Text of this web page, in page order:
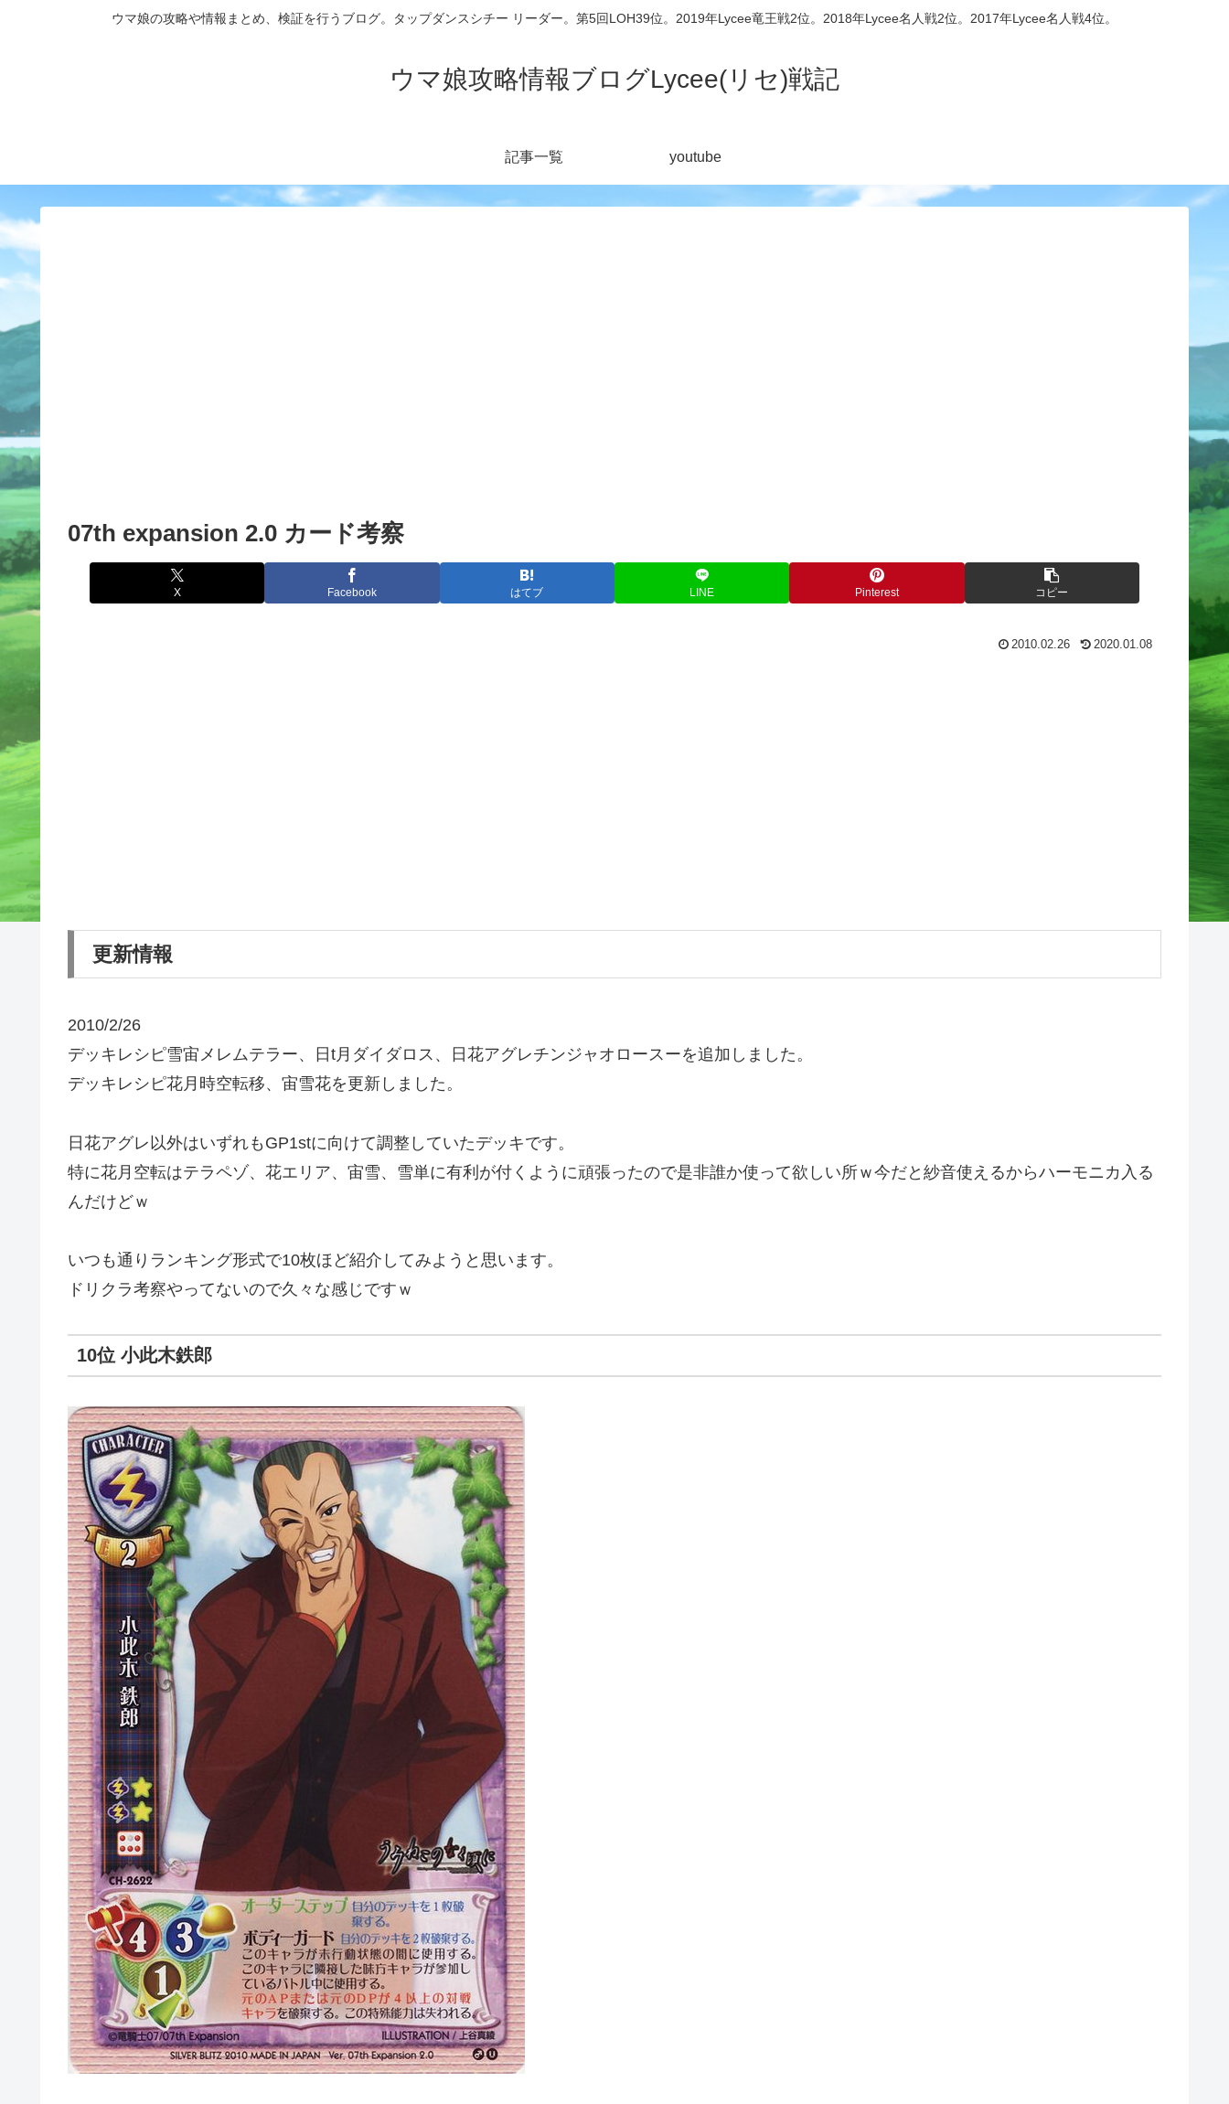
ウマ娘の攻略や情報まとめ、検証を行うブログ。タップダンスシチー リーダー。第5回LOH39位。2019年Lycee竜王戦2位。2018年Lycee名人戦2位。2017年Lycee名人戦4位。
ウマ娘攻略情報ブログLycee(リセ)戦記
記事一覧 youtube
07th expansion 2.0 カード考察
X Facebook はてブ LINE Pinterest コピー
2010.02.26 2020.01.08
更新情報
2010/2/26
デッキレシピ雪宙メレムテラー、日t月ダイダロス、日花アグレチンジャオロースーを追加しました。
デッキレシピ花月時空転移、宙雪花を更新しました。
日花アグレ以外はいずれもGP1stに向けて調整していたデッキです。
特に花月空転はテラペゾ、花エリア、宙雪、雪単に有利が付くように頑張ったので是非誰か使って欲しい所ｗ今だと紗音使えるからハーモニカ入る
んだけどｗ
いつも通りランキング形式で10枚ほど紹介してみようと思います。
ドリクラ考察やってないので久々な感じですｗ
10位 小此木鉄郎